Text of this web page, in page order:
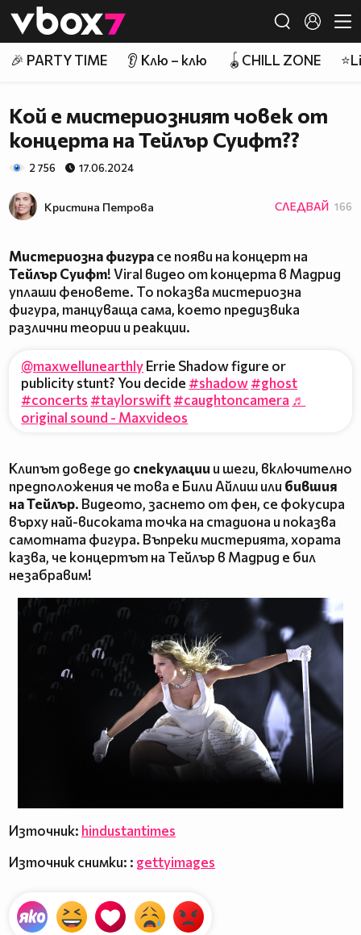
👾
🎉 PARTY TIME 👂 Клю – клю 🪀CHILL ZONE
Кой е мистериозният човек от
концерта на Тейлър Суифт??
2 756 17.06.2024
Кристина Петрова СЛЕДВАЙ 166
Мистериозна фигурасе появи на концерт на
Тейлър Суифт! Viral видео от концерта в Мадрид
уплаши феновете. То показва мистериозна
фигура, танцуваща сама, което предизвика
различни теории и реакции.
@maxwellunearthlyErrie Shadow figure or
publicity stunt? You decide #shadow#ghost
#concerts #taylorswift#caughtoncamera ♬
original sound - Maxvideos
Клипът доведе до спекулации и шеги, включително
предположения че това е Били Айлиш или бившия
на Тейлър. Видеото, заснето от фен, се фокусира
върху най-високата точка на стадиона и показва
самотната фигура. Въпреки мистерията, хората
казва, че концертът на Тейлър в Мадрид е бил
незабравим!
Източник: hindustantimes
Източник снимки: : gettyimages